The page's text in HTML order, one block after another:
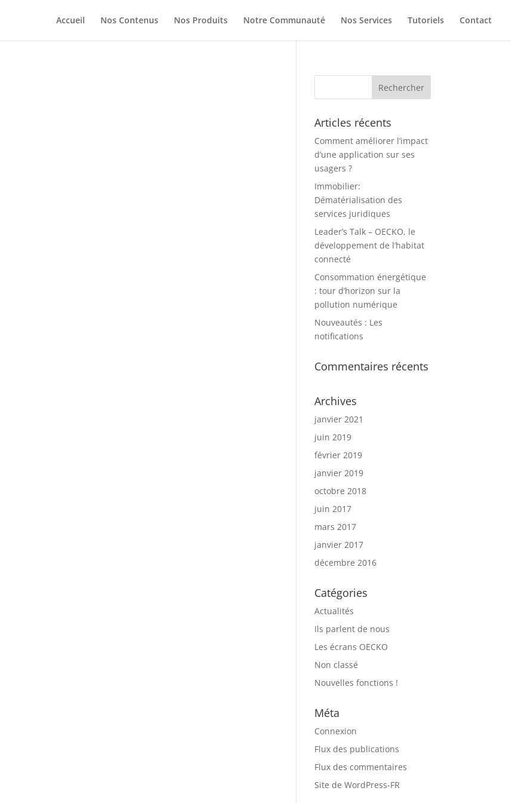
Accueil Nos Contenus Nos Produits Notre Communauté Nos Services Tutoriels Contact
Articles récents
Comment améliorer l’impact
d’une application sur ses
usagers ?
Immobilier:
Dématérialisation des
services juridiques
Leader’s Talk – OECKO, le
développement de l’habitat
connecté
Consommation énergétique
: tour d’horizon sur la
pollution numérique
Nouveautés : Les
notifications
Commentaires récents
Archives
janvier 2021
juin 2019
février 2019
janvier 2019
octobre 2018
juin 2017
mars 2017
janvier 2017
décembre 2016
Catégories
Actualités
Ils parlent de nous
Les écrans OECKO
Non classé
Nouvelles fonctions !
Méta
Connexion
Flux des publications
Flux des commentaires
Site de WordPress-FR